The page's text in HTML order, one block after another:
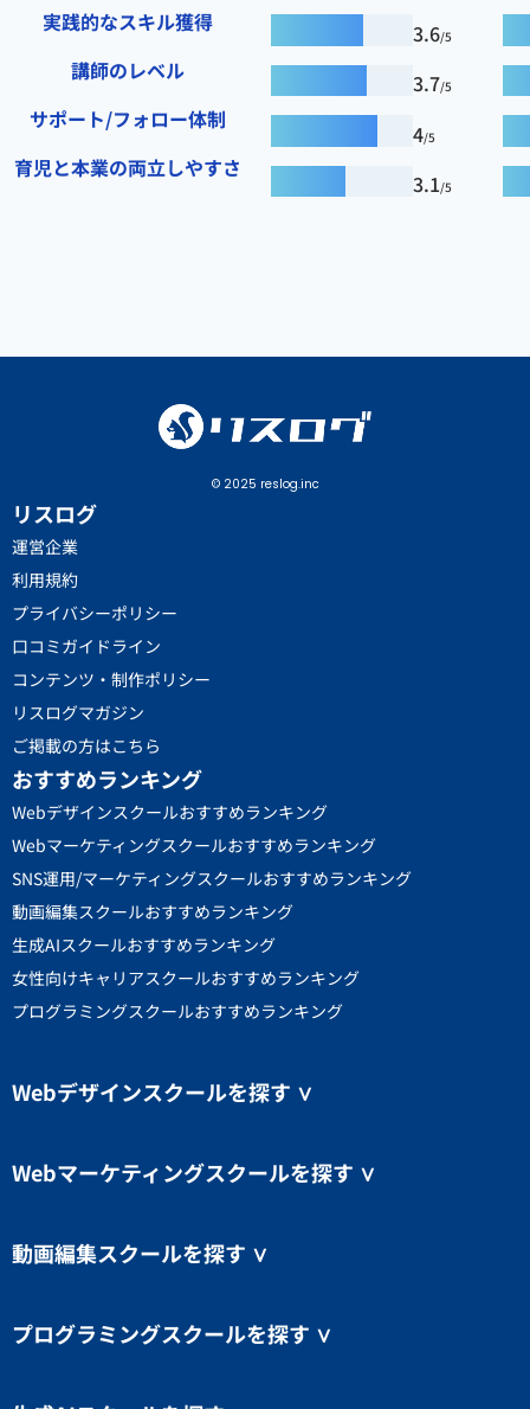
実践的なスキル獲得
講師のレベル
サポート/フォロー体制
育児と本業の両立しやすさ
3.6/5
3.7/5
4/5
3.1/5
© 2025 reslog.inc
リスログ
運営企業
利用規約
プライバシーポリシー
口コミガイドライン
コンテンツ・制作ポリシー
リスログマガジン
ご掲載の方はこちら
おすすめランキング
Webデザインスクールおすすめランキング
Webマーケティングスクールおすすめランキング
SNS運用/マーケティングスクールおすすめランキング
動画編集スクールおすすめランキング
生成AIスクールおすすめランキング
女性向けキャリアスクールおすすめランキング
プログラミングスクールおすすめランキング
Webデザインスクールを探す ∨
Webマーケティングスクールを探す ∨
動画編集スクールを探す ∨
プログラミングスクールを探す ∨